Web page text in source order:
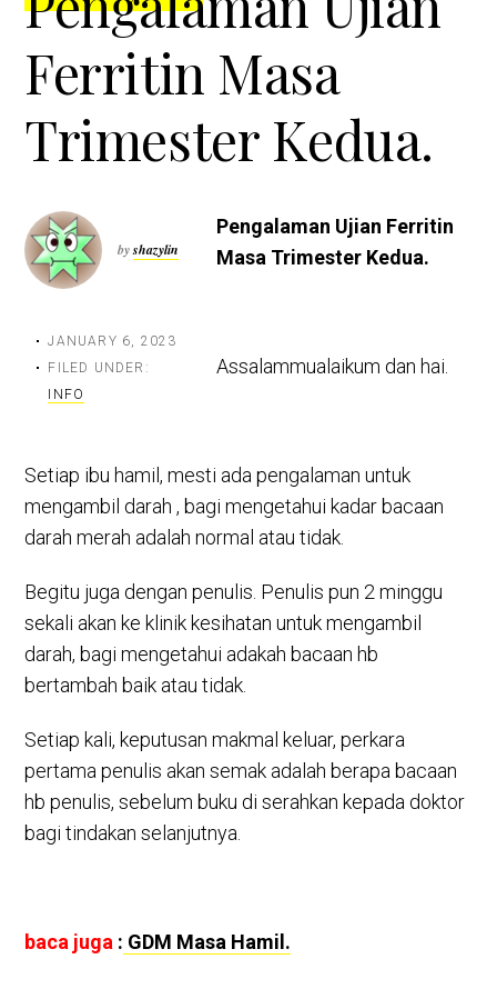
Ferritin Masa
Trimester Kedua.
byshazylin
JANUARY 6, 2023
FILED UNDER:
INFO
Pengalaman Ujian Ferritin
Masa Trimester Kedua.
Assalammualaikum dan hai.
Setiap ibu hamil, mesti ada pengalaman untuk
mengambil darah , bagi mengetahui kadar bacaan
darah merah adalah normal atau tidak.
Begitu juga dengan penulis. Penulis pun 2 minggu
sekali akan ke klinik kesihatan untuk mengambil
darah, bagi mengetahui adakah bacaan hb
bertambah baik atau tidak.
Setiap kali, keputusan makmal keluar, perkara
pertama penulis akan semak adalah berapa bacaan
hb penulis, sebelum buku di serahkan kepada doktor
bagi tindakan selanjutnya.
baca juga : GDM Masa Hamil.